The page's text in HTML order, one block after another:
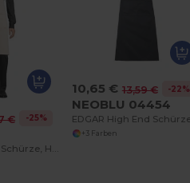
€ -25%
10,65 € 13,59 € -22%
NEOBLU 04454
+3 Farben